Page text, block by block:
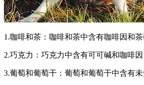
1.咖啡和茶：咖啡和茶中含有咖啡因和
2.巧克力：巧克力中含有可可碱和咖啡
3.葡萄和葡萄干：葡萄和葡萄干中含有